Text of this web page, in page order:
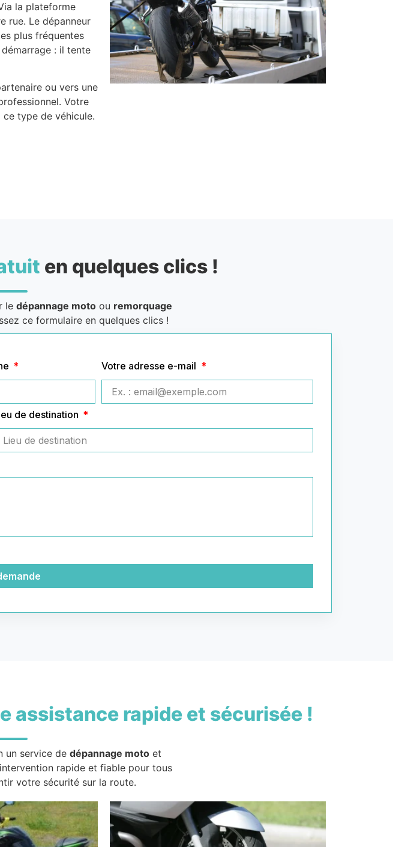
la plateforme
rue. Le dépanneur
plus fréquentes
: il tente
ou vers une
Votre
type de véhicule.
en quelques clics !
le dépannage motoou remorquage
ce formulaire en quelques clics !
Votre adresse e-mail
de destination
assistance rapide et sécurisée !
un service de dépannage motoet
rapide et fiable pour tous
votre sécurité sur la route.